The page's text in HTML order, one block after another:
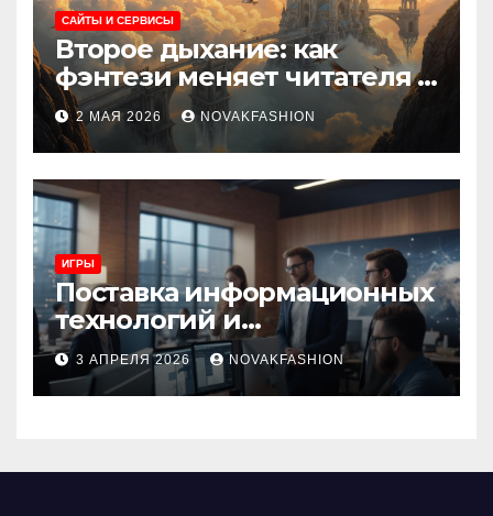
САЙТЫ И СЕРВИСЫ
Второе дыхание: как
фэнтези меняет читателя и
культуру
2 МАЯ 2026 NOVAKFASHION
ИГРЫ
Поставка информационных
технологий и
инновационные решения
3 АПРЕЛЯ 2026 NOVAKFASHION